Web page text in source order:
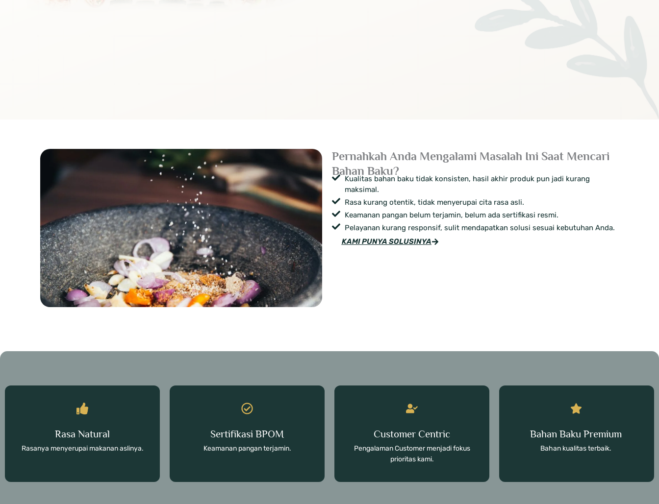
Pernahkah Anda Mengalami Masalah Ini Saat Mencari
Bahan Baku?
Kualitas bahan baku tidak konsisten, hasil akhir produk pun jadi kurang
maksimal.
Rasa kurang otentik, tidak menyerupai cita rasa asli.
Keamanan pangan belum terjamin, belum ada sertifikasi resmi.
Pelayanan kurang responsif, sulit mendapatkan solusi sesuai kebutuhan Anda.
KAMI PUNYA SOLUSINYA
Rasa Natural
Rasanya menyerupai makanan aslinya.
Sertifikasi BPOM
Keamanan pangan terjamin.
Customer Centric
Pengalaman Customer menjadi fokus
prioritas kami.
Bahan Baku Premium
Bahan kualitas terbaik.